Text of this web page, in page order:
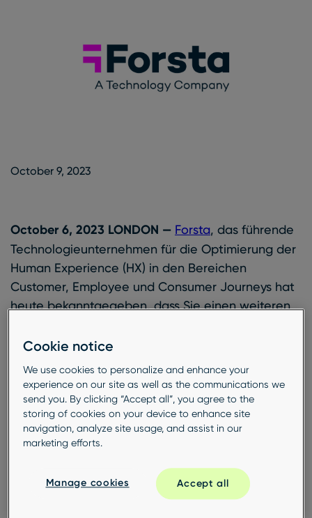
October 9, 2023
October 6, 2023 LONDON — Forsta, das führende
Technologieunternehmen für die Optimierung der
Human Experience (HX) in den Bereichen
Customer, Employee und Consumer Journeys hat
heute bekanntgegeben, dass Sie einen weiteren
“Willkommen” heißen, Publicis Media. Publicis
von Medienagenturen, das in mehr als 100
Ländern tätig ist und sich auf One-to-One-
Consumer-Engagement in großem Maßstab
spezialisiert hat. Publicis wird die Human
implementieren, um Spitzenforschung für seine
Kunden bereitzustellen.
Cookie notice
We use cookies to personalize and enhance your
experience on our site as well as the communications we
send you. By clicking “Accept all”, you agree to the
storing of cookies on your device to enhance site
navigation, analyze site usage, and assist in our
marketing efforts.
Manage cookies Accept all